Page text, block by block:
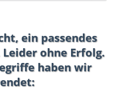
ein passendes
ohne Erfolg.
haben wir